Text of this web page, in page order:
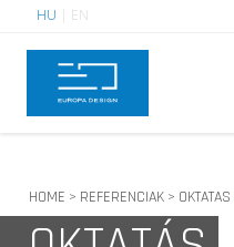
HU EN
HOME > REFERENCIAK > OKTATAS